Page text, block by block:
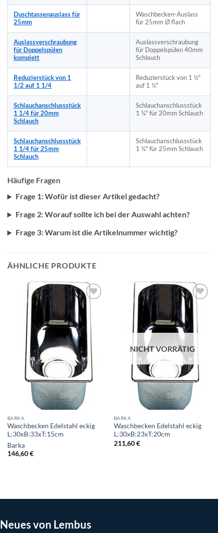
Duschtassenauslass für
25mm
Waschbecken-Auslass
für 25mm Ø flach
Auslassverschraubung
für Doppelspülen
komplett
Auslassverschraubung
für Doppelspülen 40mm
Schlauch
Reduzierstück von 1
1/2 auf 1 1/4
Reduzierstück von 1 ½"
auf 1 ¼"
Schlauchanschlussstück
1 1/4 für 20mm
Schlauch
Schlauchanschlussstück
1 ¼" für 20mm Schlauch
Schlauchanschlussstück
1 1/4 für 25mm
Schlauch
Schlauchanschlussstück
1 ¼" für 25mm Schlauch
Häufige Fragen
Frage 1: Wofür ist dieser Artikel gedacht?
Frage 2: Worauf sollte ich bei der Auswahl achten?
Frage 3: Warum ist die Artikelnummer wichtig?
ÄHNLICHE PRODUKTE
BARKA
Waschbecken Edelstahl eckig
L:30xB:33xT:15cm
Barka
146,60€
NICHT VORRÄTIG
BARKA
Waschbecken Edelstahl eckig
L:30xB:23xT:20cm
211,60€
Neues von Lembus